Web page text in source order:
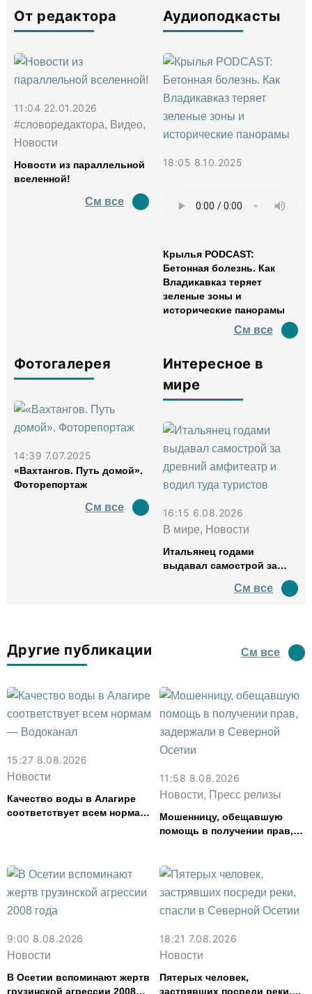
От редактора
11:04 22.01.2026
#словоредактора, Видео,
Новости
Новости из параллельной
вселенной!
См все
Аудиоподкасты
18:05 8.10.2025
Крылья PODCAST:
Бетонная болезнь. Как
Владикавказ теряет
зеленые зоны и
исторические панорамы
См все
Фотогалерея
14:39 7.07.2025
«Вахтангов. Путь домой».
Фоторепортаж
См все
Интересное в
мире
16:15 6.08.2026
В мире, Новости
Итальянец годами
выдавал самострой за
водил туда туристов
См все
Другие публикации См все
15:27 8.08.2026
Новости
Качество воды в Алагире
соответствует всем нормам
11:58 8.08.2026
Новости, Пресс релизы
Мошенницу, обещавшую
помощь в получении прав,
9:00 8.08.2026
Новости
В Осетии вспоминают жертв
грузинской агрессии 2008
18:21 7.08.2026
Новости
Пятерых человек,
застрявших посреди реки,